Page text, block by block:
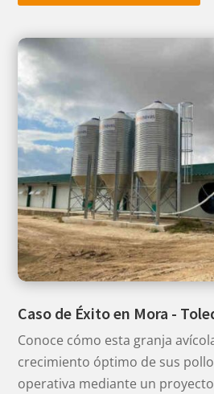
Caso de Éxito en Mora -
Conoce cómo esta granja
crecimiento óptimo de sus
operativa mediante un